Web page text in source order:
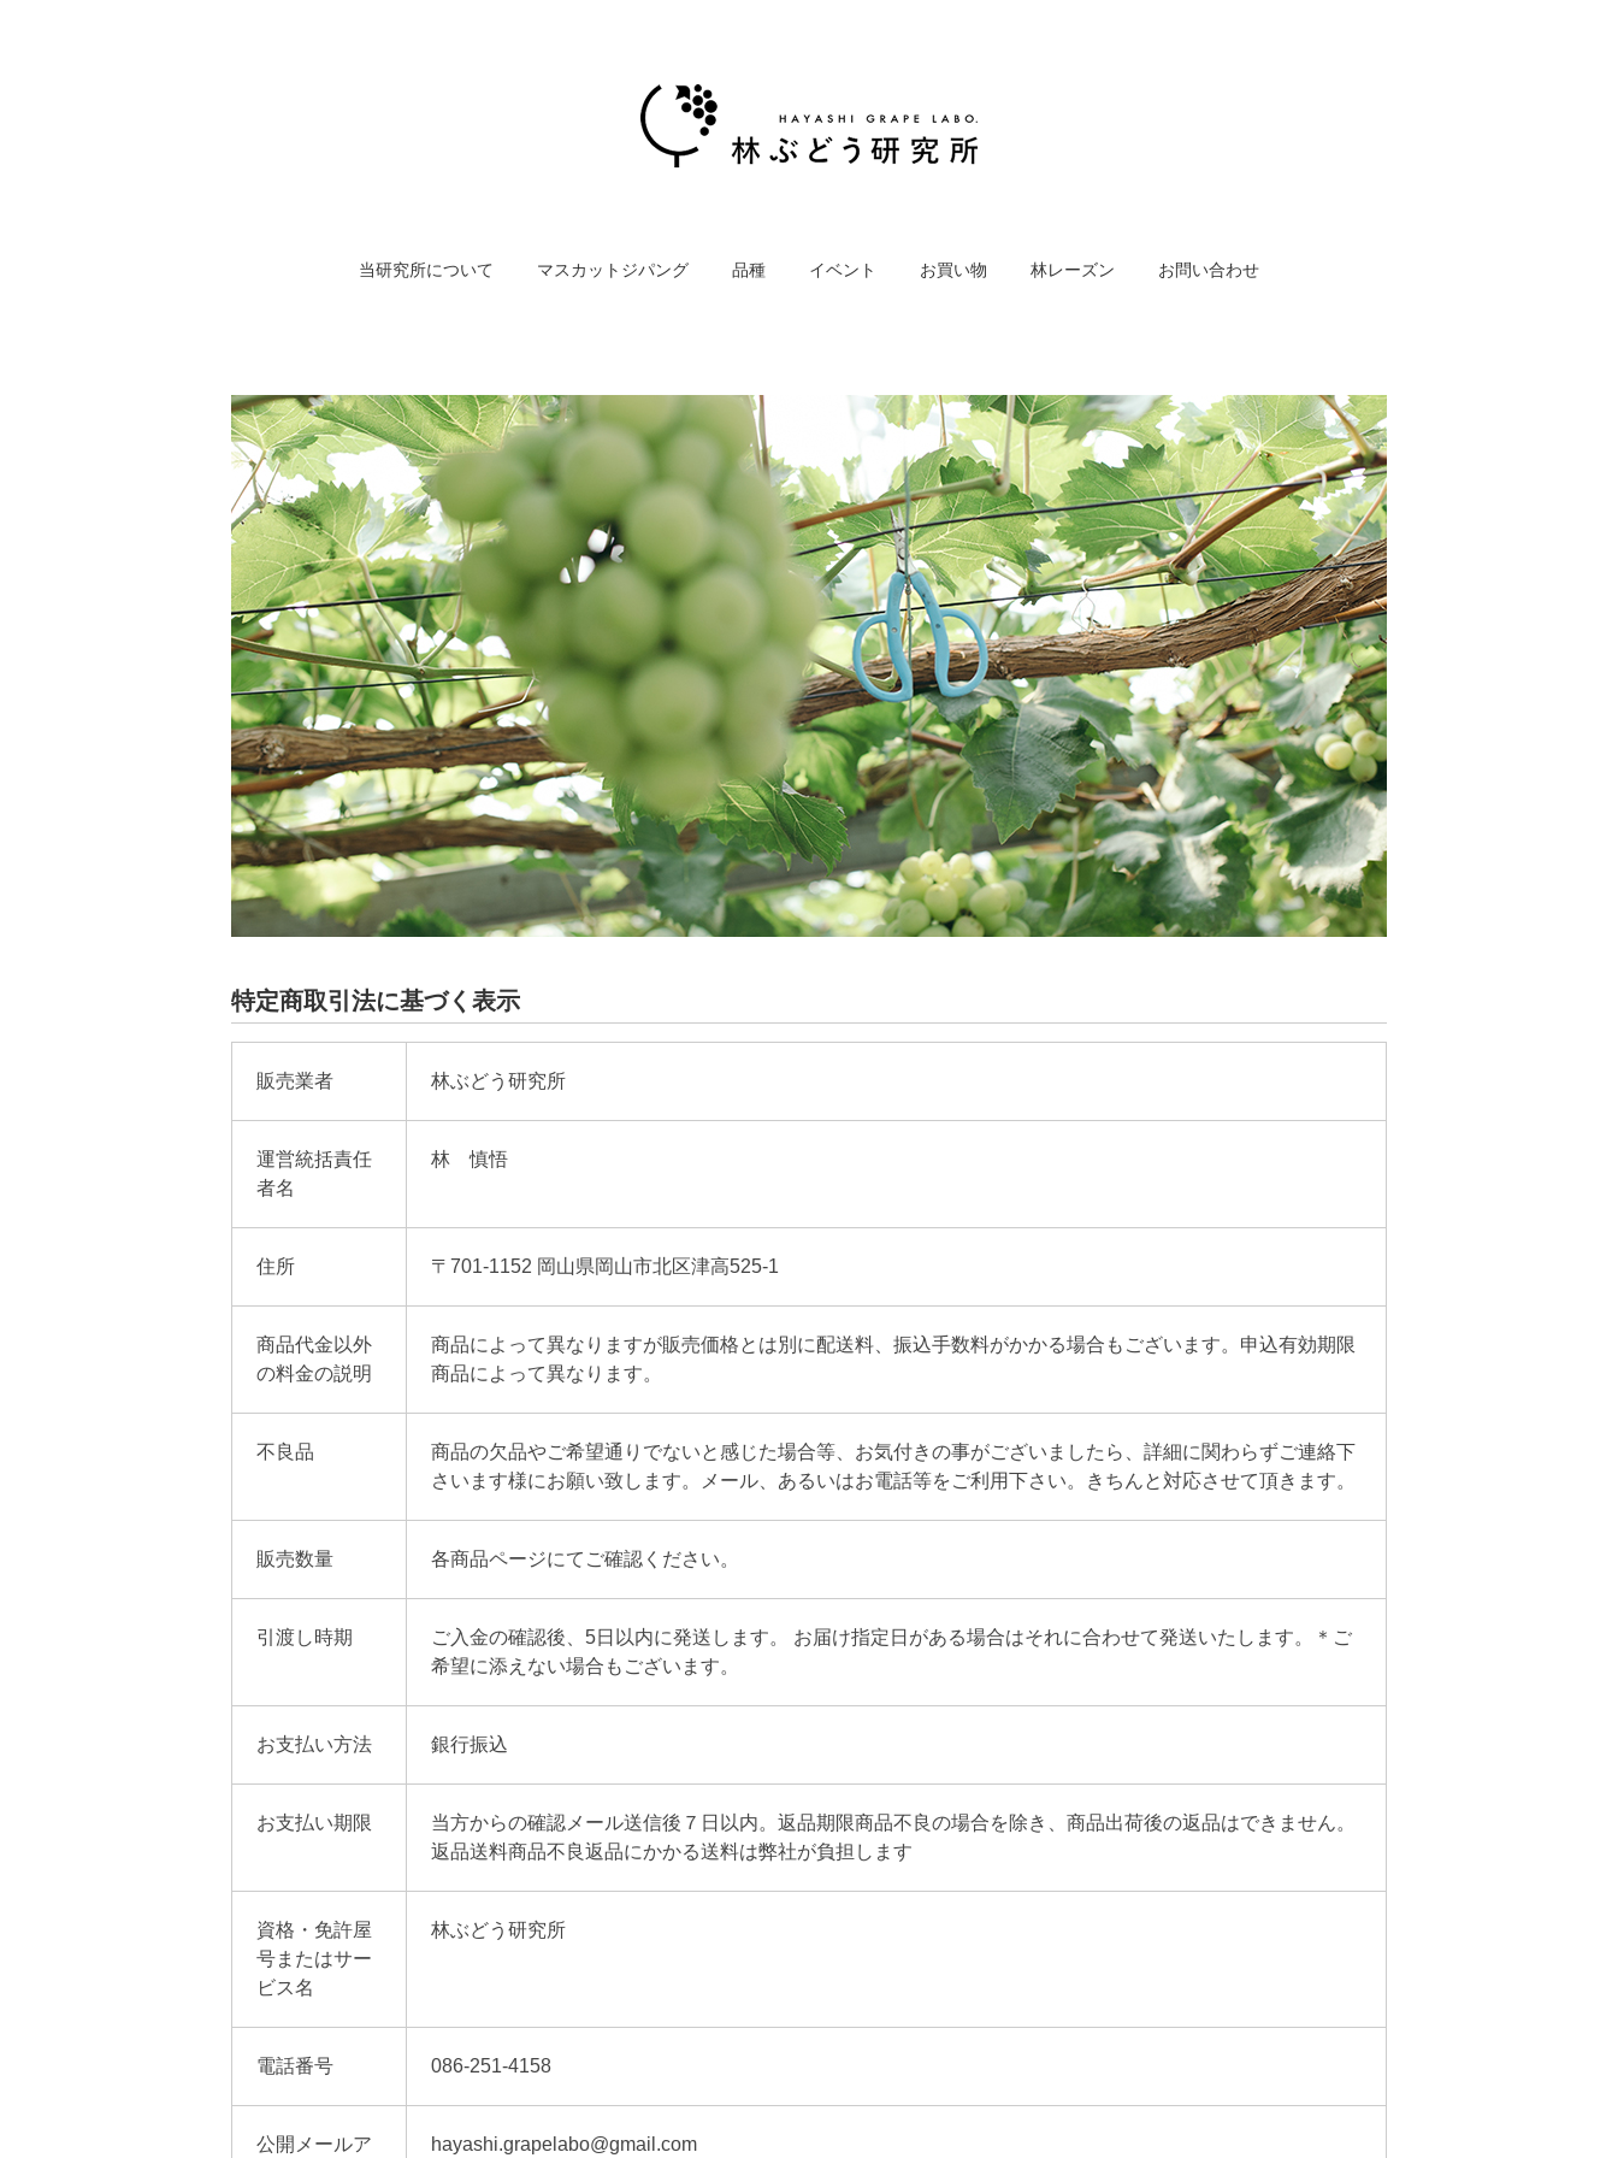
当研究所について マスカットジパング 品種 イベント お買い物 林レーズン お問い合わせ
特定商取引法に基づく表示
販売業者 林ぶどう研究所
運営統括責任
者名
林 慎悟
住所 〒701-1152 岡山県岡山市北区津高525-1
商品代金以外
の料金の説明
商品によって異なりますが販売価格とは別に配送料、振込手数料がかかる場合もございます。申込有効期限
商品によって異なります。
不良品
商品の欠品やご希望通りでないと感じた場合等、お気付きの事がございましたら、詳細に関わらずご連絡下
さいます様にお願い致します。メール、あるいはお電話等をご利用下さい。きちんと対応させて頂きます。
販売数量 各商品ページにてご確認ください。
引渡し時期
ご入金の確認後、5日以内に発送します。 お届け指定日がある場合はそれに合わせて発送いたします。＊ご
希望に添えない場合もございます。
お支払い方法 銀行振込
お支払い期限
当方からの確認メール送信後７日以内。返品期限商品不良の場合を除き、商品出荷後の返品はできません。
返品送料商品不良返品にかかる送料は弊社が負担します
資格・免許屋
号またはサー
ビス名
林ぶどう研究所
電話番号 086-251-4158
公開メールア hayashi.grapelabo@gmail.com